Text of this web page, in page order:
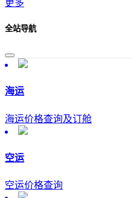
更多
全站导航
海运
海运价格查询及订舱
空运
空运价格查询